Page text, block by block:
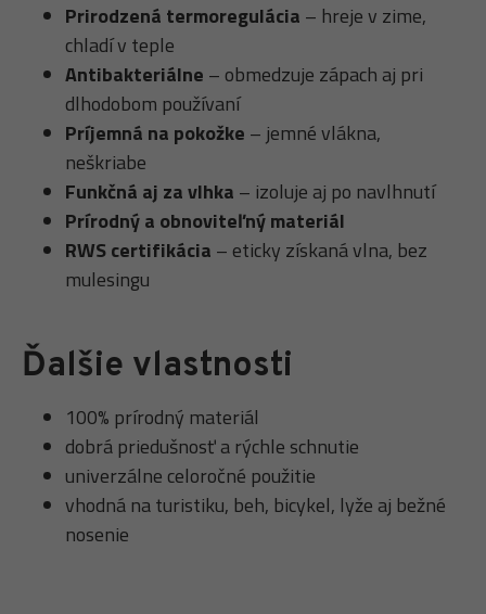
Prirodzená termoregulácia – hreje v zime,
chladí v teple
Antibakteriálne – obmedzuje zápach aj pri
dlhodobom používaní
Príjemná na pokožke – jemné vlákna,
neškriabe
Funkčná aj za vlhka – izoluje aj po navlhnutí
Prírodný a obnoviteľný materiál
RWS certifikácia – eticky získaná vlna, bez
mulesingu
Ďalšie vlastnosti
100% prírodný materiál
dobrá priedušnosť a rýchle schnutie
univerzálne celoročné použitie
vhodná na turistiku, beh, bicykel, lyže aj bežné
nosenie